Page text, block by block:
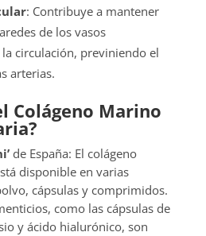
: Contribuye a mantener
de los vasos
circulación, previniendo el
arterias.
Colágeno Marino
de España: El colágeno
disponible en varias
cápsulas y comprimidos.
como las cápsulas de
y ácido hialurónico, son